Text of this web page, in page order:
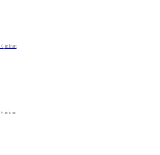
6 minut
6 minut